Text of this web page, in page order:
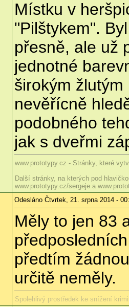
Místku v
"Pilštykem".
přesně, ale už
jednotné
širokým
nevěřícně
podobného
jak s dveřmi
www.prototypy.cz - Stránky, které
Další stránky, na kterých pod
www.prototypy.cz/sergeje a
Odesláno Čtvrtek, 21. srpna 2014 -
Měly to jen 83
předtím
určitě neměly.
Spolehlivý prostředek ke snížení